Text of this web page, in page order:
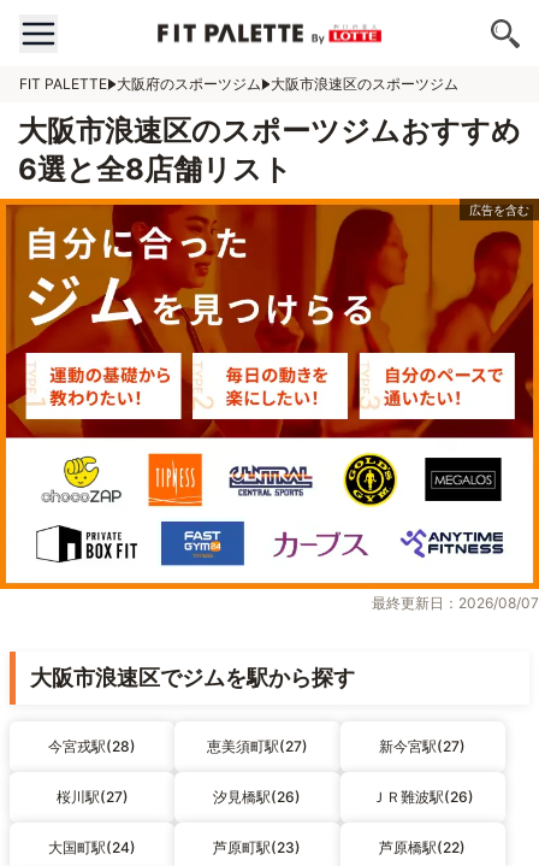
FIT PALETTE 大阪府のスポーツジム 大阪市浪速区のスポーツジム
大阪市浪速区のスポーツジムおすすめ
6選と全8店舗リスト
最終更新日：2026/08/07
大阪市浪速区でジムを駅から探す
今宮戎駅(28) 恵美須町駅(27) 新今宮駅(27)
桜川駅(27) 汐見橋駅(26) ＪＲ難波駅(26)
大国町駅(24) 芦原町駅(23) 芦原橋駅(22)